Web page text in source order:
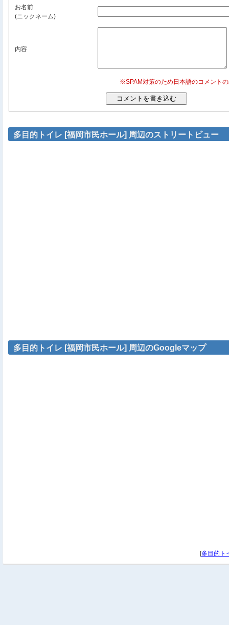
お名前
(ニックネーム)
内容
※SPAM対策のため日本語のコメント
多目的トイレ [福岡市民ホール] 周辺のストリートビュー
多目的トイレ [福岡市民ホール] 周辺のGoogleマップ
[多目的ト